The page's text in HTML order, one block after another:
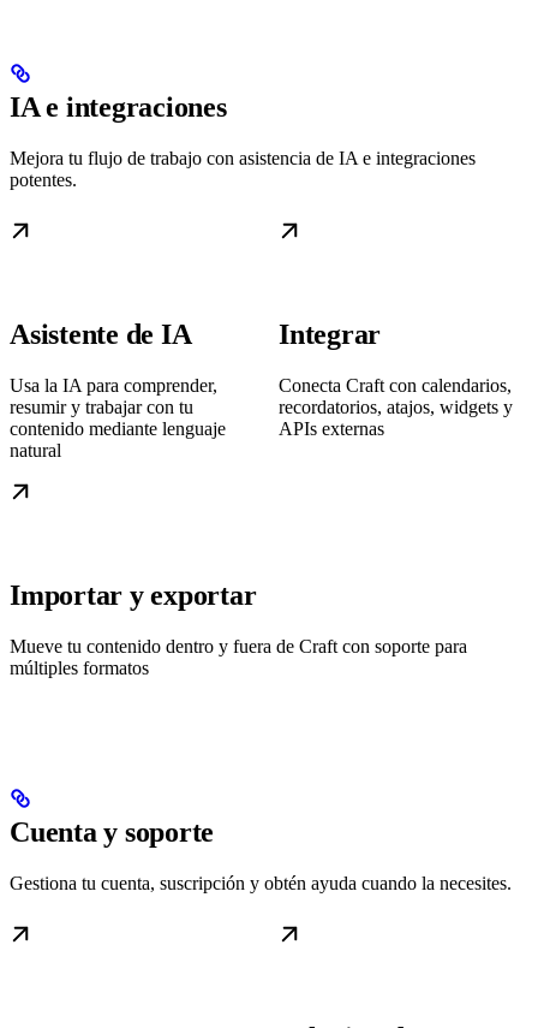
IA e integraciones
Mejora tu flujo de trabajo con asistencia de IA e integraciones
potentes.
Asistente de IA
Usa la IA para comprender,
resumir y trabajar con tu
contenido mediante lenguaje
natural
Integrar
Conecta Craft con calendarios,
recordatorios, atajos, widgets y
APIs externas
Importar y exportar
Mueve tu contenido dentro y fuera de Craft con soporte para
múltiples formatos
Cuenta y soporte
Gestiona tu cuenta, suscripción y obtén ayuda cuando la necesites.